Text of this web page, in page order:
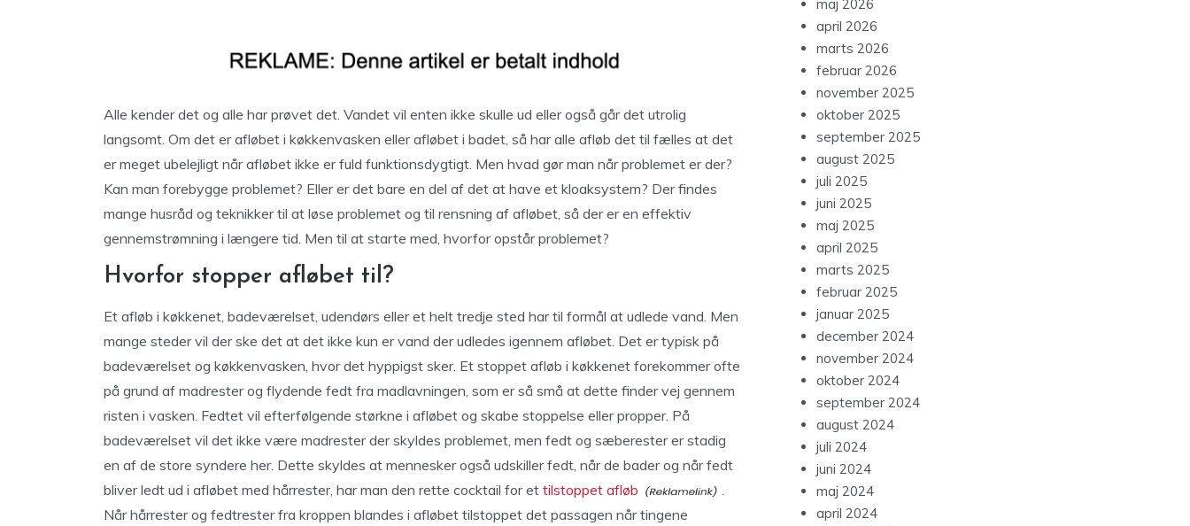
Alle kender det og alle har prøvet det. Vandet vil enten ikke skulle ud eller også går det utrolig
langsomt. Om det er afløbet i køkkenvasken eller afløbet i badet, så har alle afløb det til fælles at det
er meget ubelejligt når afløbet ikke er fuld funktionsdygtigt. Men hvad gør man når problemet er der?
Kan man forebygge problemet? Eller er det bare en del af det at have et kloaksystem? Der findes
mange husråd og teknikker til at løse problemet og til rensning af afløbet, så der er en effektiv
gennemstrømning i længere tid. Men til at starte med, hvorfor opstår problemet?
Hvorfor stopper afløbet til?
Et afløb i køkkenet, badeværelset, udendørs eller et helt tredje sted har til formål at udlede vand. Men
mange steder vil der ske det at det ikke kun er vand der udledes igennem afløbet. Det er typisk på
badeværelset og køkkenvasken, hvor det hyppigst sker. Et stoppet afløb i køkkenet forekommer ofte
på grund af madrester og flydende fedt fra madlavningen, som er så små at dette finder vej gennem
risten i vasken. Fedtet vil efterfølgende størkne i afløbet og skabe stoppelse eller propper. På
badeværelset vil det ikke være madrester der skyldes problemet, men fedt og sæberester er stadig
en af de store syndere her. Dette skyldes at mennesker også udskiller fedt, når de bader og når fedt
bliver ledt ud i afløbet med hårrester, har man den rette cocktail for et tilstoppet afløb
Når hårrester og fedtrester fra kroppen blandes i afløbet tilstoppet det passagen når tingene
maj 2026
april 2026
marts 2026
februar 2026
november 2025
oktober 2025
september 2025
august 2025
juli 2025
juni 2025
maj 2025
april 2025
marts 2025
februar 2025
januar 2025
december 2024
november 2024
oktober 2024
september 2024
august 2024
juli 2024
juni 2024
maj 2024
april 2024